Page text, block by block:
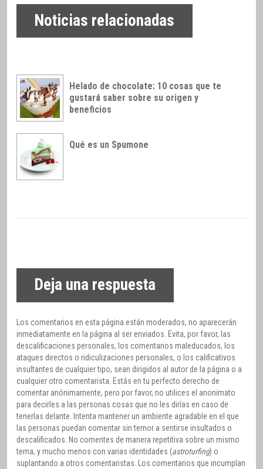
Noticias relacionadas
Helado de chocolate: 10 cosas que te
gustará saber sobre su origen y
beneficios
Qué es un Spumone
Deja una respuesta
Los comentarios en esta página están moderados, no aparecerán
inmediatamente en la página al ser enviados. Evita, por favor, las
descalificaciones personales, los comentarios maleducados, los
ataques directos o ridiculizaciones personales, o los calificativos
insultantes de cualquier tipo, sean dirigidos al autor de la página o a
cualquier otro comentarista. Estás en tu perfecto derecho de
comentar anónimamente, pero por favor, no utilices el anonimato
para decirles a las personas cosas que no les dirías en caso de
tenerlas delante. Intenta mantener un ambiente agradable en el que
las personas puedan comentar sin temor a sentirse insultados o
descalificados. No comentes de manera repetitiva sobre un mismo
tema, y mucho menos con varias identidades (astroturfing) o
suplantando a otros comentaristas. Los comentarios que incumplan